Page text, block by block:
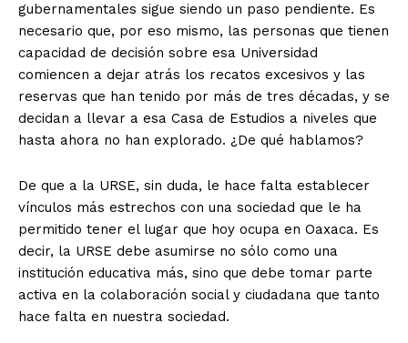
+ Todas las formas de lucha, potencialmente enlazadas
gubernamentales sigue siendo un paso pendiente. Es
necesario que, por eso mismo, las personas que tienen
capacidad de decisión sobre esa Universidad
comiencen a dejar atrás los recatos excesivos y las
reservas que han tenido por más de tres décadas, y se
decidan a llevar a esa Casa de Estudios a niveles que
hasta ahora no han explorado. ¿De qué hablamos?
De que a la URSE, sin duda, le hace falta establecer
vínculos más estrechos con una sociedad que le ha
permitido tener el lugar que hoy ocupa en Oaxaca. Es
decir, la URSE debe asumirse no sólo como una
institución educativa más, sino que debe tomar parte
activa en la colaboración social y ciudadana que tanto
hace falta en nuestra sociedad.